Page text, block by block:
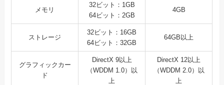
メモリ
32ビット：1GB
64ビット：2GB
4GB
ストレージ
32ビット：16GB
64ビット：32GB
64GB以上
グラフィックカー
ド
DirectX 9以上
（WDDM 1.0）以
上
DirectX 12以上
（WDDM 2.0）以
上